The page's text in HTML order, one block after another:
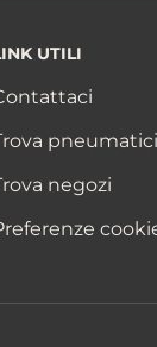
UTILI
pneumatici
negozi